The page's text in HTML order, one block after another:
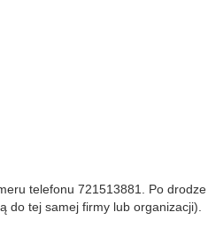
telefonu 721513881. Po
do tej samej firmy lub organizacji).